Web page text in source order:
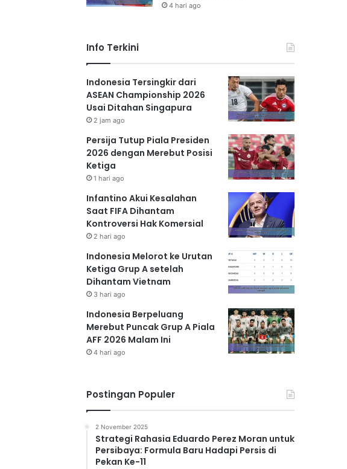
4 hari ago
Info Terkini
Indonesia Tersingkir dari
ASEAN Championship 2026
Usai Ditahan Singapura
2 jam ago
Persija Tutup Piala Presiden
2026 dengan Merebut Posisi
Ketiga
1 hari ago
Infantino Akui Kesalahan
Saat FIFA Dihantam
Kontroversi Hak Komersial
2 hari ago
Indonesia Melorot ke Urutan
Ketiga Grup A setelah
Dihantam Vietnam
3 hari ago
Indonesia Berpeluang
Merebut Puncak Grup A Piala
AFF 2026 Malam Ini
4 hari ago
Postingan Populer
2 November 2025
Strategi Rahasia Eduardo Perez Moran untuk
Persibaya: Formula Baru Hadapi Persis di
Pekan Ke-11